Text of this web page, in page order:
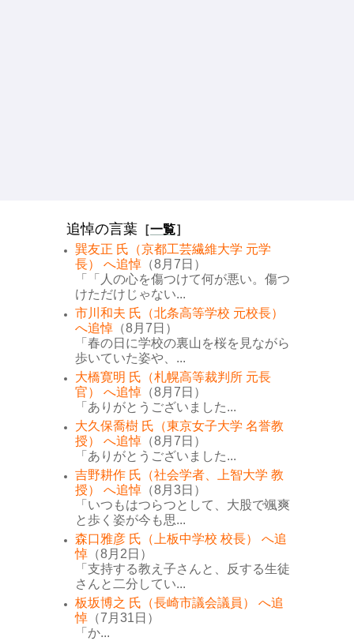
追悼の言葉 ［一覧］
巽友正 氏（京都工芸繊維大学 元学
長） へ追悼 （8月7日）
「「人の心を傷つけて何が悪い。傷つ
けただけじゃない...
市川和夫 氏（北条高等学校 元校長）
へ追悼 （8月7日）
「春の日に学校の裏山を桜を見ながら
歩いていた姿や、...
大橋寛明 氏（札幌高等裁判所 元長
官） へ追悼 （8月7日）
「ありがとうございました...
大久保喬樹 氏（東京女子大学 名誉教
授） へ追悼 （8月7日）
「ありがとうございました...
吉野耕作 氏（社会学者、上智大学 教
授） へ追悼 （8月3日）
「いつもはつらつとして、大股で颯爽
と歩く姿が今も思...
森口雅彦 氏（上板中学校 校長） へ追
悼 （8月2日）
「支持する教え子さんと、反する生徒
さんと二分してい...
板坂博之 氏（長崎市議会議員） へ追
悼 （7月31日）
「か...